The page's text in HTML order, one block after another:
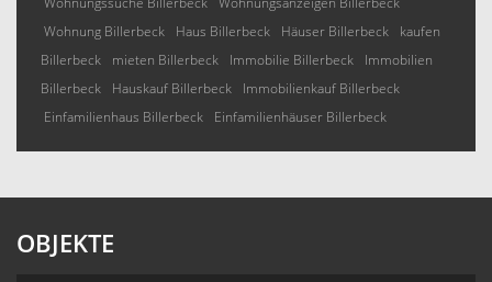
Wohnung Billerbeck
Haus Billerbeck Häuser Billerbeck
kaufen
Billerbeck
mieten Billerbeck Immobilie Billerbeck
Immobilien
Billerbeck
Hauskauf Billerbeck
Immobilienkauf Billerbeck
Einfamilienhaus Billerbeck
Einfamilienhäuser Billerbeck
OBJEKTE